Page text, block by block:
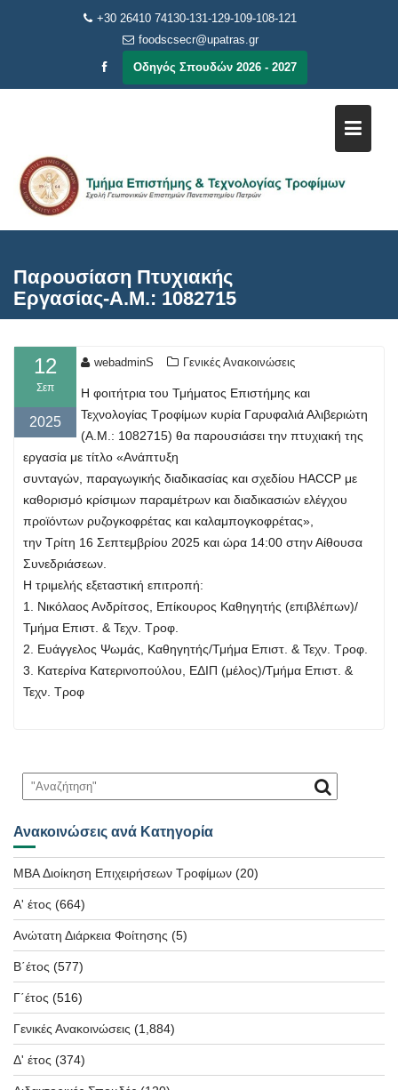
+30 26410 74130-131-129-109-108-121
foodscsecr@upatras.gr
Οδηγός Σπουδών 2026 - 2027
Παρουσίαση Πτυχιακής
Εργασίας-Α.Μ.: 1082715
12
Σεπ
2025
webadminS Γενικές Ανακοινώσεις
Η φοιτήτρια του Τμήματος Επιστήμης και
Τεχνολογίας Τροφίμων κυρία Γαρυφαλιά Αλιβεριώτη
(Α.Μ.: 1082715) θα παρουσιάσει την πτυχιακή της
εργασία με τίτλο «Ανάπτυξη
συνταγών, παραγωγικής διαδικασίας και σχεδίου HACCP με
καθορισμό κρίσιμων παραμέτρων και διαδικασιών ελέγχου
προϊόντων ρυζογκοφρέτας και καλαμπογκοφρέτας»,
την Τρίτη 16 Σεπτεμβρίου 2025 και ώρα 14:00 στην Αίθουσα
Συνεδριάσεων.
Η τριμελής εξεταστική επιτροπή:
1. Νικόλαος Ανδρίτσος, Επίκουρος Καθηγητής (επιβλέπων)/
Τμήμα Επιστ. & Τεχν. Τροφ.
2. Ευάγγελος Ψωμάς, Καθηγητής/Τμήμα Επιστ. & Τεχν. Τροφ.
3. Κατερίνα Κατερινοπούλου, ΕΔΙΠ (μέλος)/Τμήμα Επιστ. &
Τεχν. Τροφ
Ανακοινώσεις ανά Κατηγορία
MBA Διοίκηση Επιχειρήσεων Τροφίμων (20)
Α' έτος (664)
Ανώτατη Διάρκεια Φοίτησης (5)
Β΄έτος (577)
Γ΄έτος (516)
Γενικές Ανακοινώσεις (1,884)
Δ' έτος (374)